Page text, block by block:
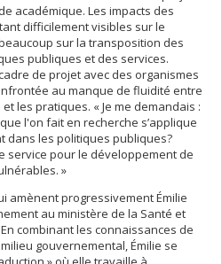
académique. Les impacts des
difficilement visibles sur le
sur la transposition des
publiques et des services.
de projet avec des organismes
au manque de fluidité entre
les pratiques. « Je me demandais :
l'on fait en recherche s’applique
dans les politiques publiques?
service pour le développement de
»
amènent progressivement Émilie
au ministère de la Santé et
combinant les connaissances de
gouvernemental, Émilie se